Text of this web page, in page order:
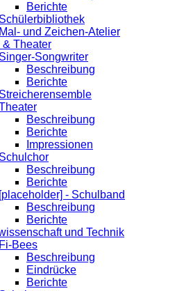
Berichte
Schülerbibliothek
Mal- und Zeichen-Atelier
& Theater
Singer-Songwriter
Beschreibung
Berichte
Streicherensemble
Beschreibung
Berichte
Impressionen
Schulchor
Beschreibung
Berichte
[placeholder] - Schulband
Beschreibung
Berichte
und Technik
Fi-Bees
Beschreibung
Eindrücke
Berichte